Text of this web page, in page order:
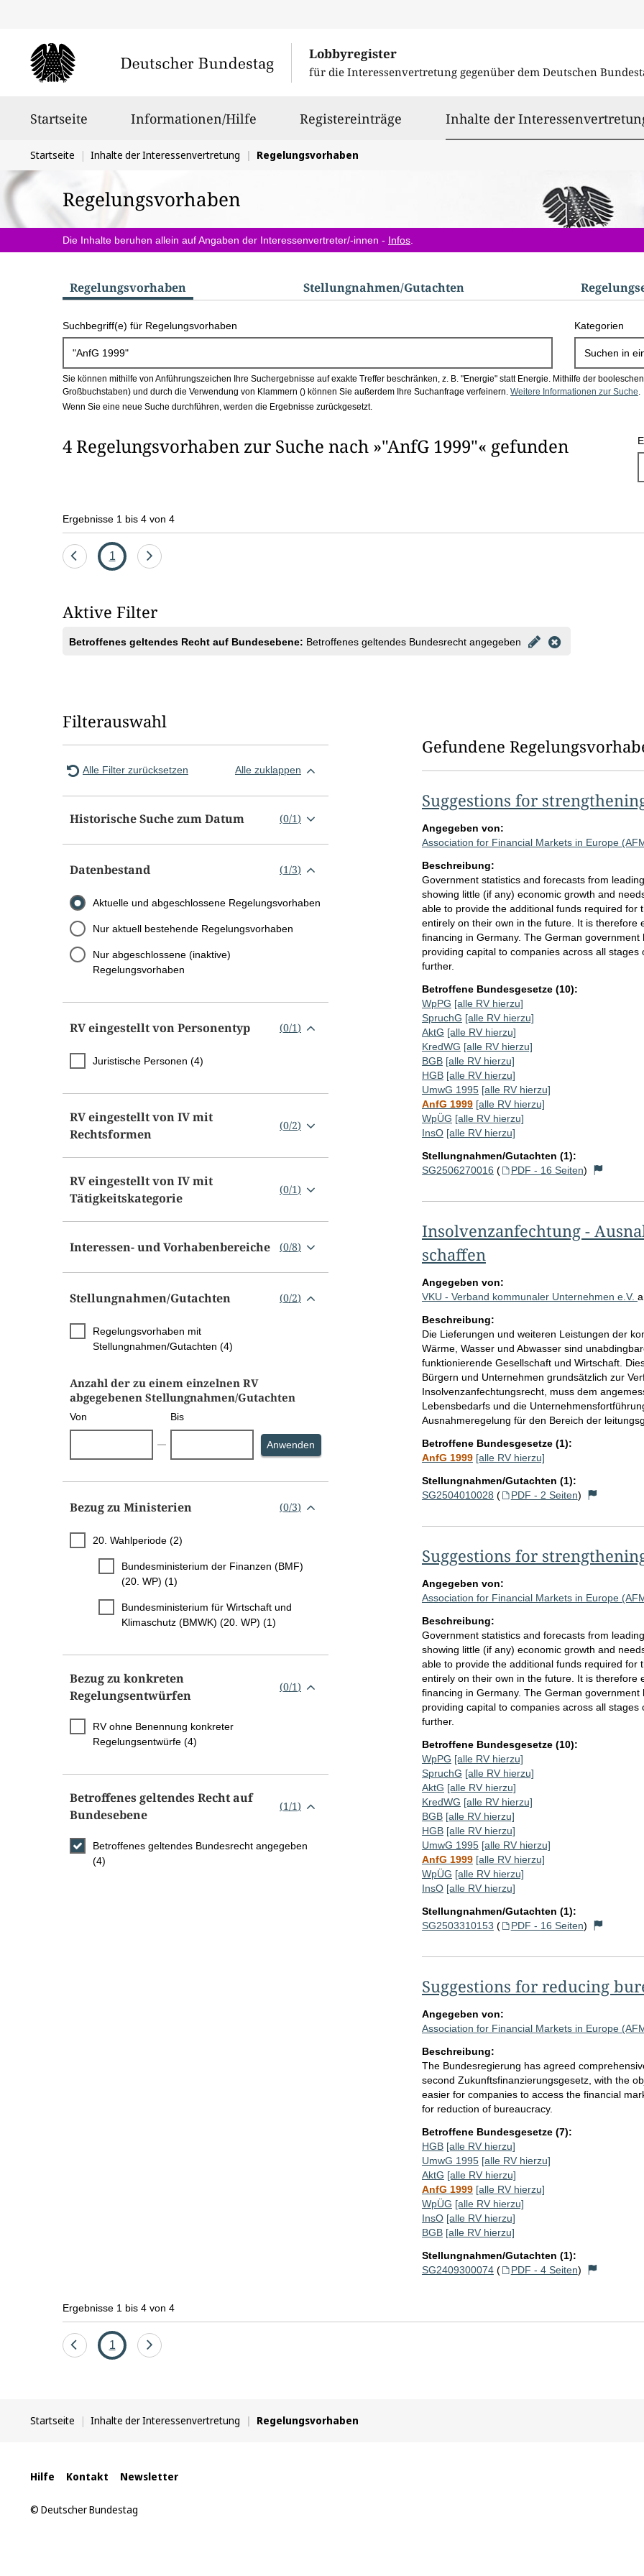
Lobbyregister
für die Interessenvertretung gegenüber dem Deutschen
Startseite Informationen/Hilfe Registereinträge Inhalte der
Sie
befinden
sich
hier:
Startseite Inhalte der Interessenvertretung Regelungsvorhaben
Regelungsvorhaben
Die Inhalte beruhen allein auf Angaben der Interessenvertreter/-innen - Infos
S
u
c
h
b
x
Regelungs­vorhaben Stellungnahmen/​Gutachten
Suchbegriff(e) für Regelungsvorhaben Kategorien
Suchen in
Sie können mithilfe von Anführungszeichen Ihre Suchergebnisse auf exakte Treffer beschränken, z. B. "Energie" statt Energie. Mithilfe der
Großbuchstaben) und durch die Verwendung von Klammern () können Sie außerdem Ihre Suchanfrage verfeinern. Weitere Informationen zur Suche.
Wenn Sie eine neue Suche durchführen, werden die Ergebnisse zurückgesetzt.
4 Regelungsvorhaben zur Suche nach »"AnfG 1999"« gefunden
Ergebnisse 1 bis 4 von 4
Eine
Seite
1
Eine
Aktive Filter
Betroffenes geltendes Recht auf Bundesebene: Betroffenes geltendes Bundesrecht angegeben
Filterauswahl
Alle Filter zurücksetzen Alle zuklappen
Historische Suche zum Datum (0/1)
Datenbestand (1/3)
Aktuelle und abgeschlossene Regelungsvorhaben
Nur aktuell bestehende Regelungsvorhaben
Nur abgeschlossene (inaktive)
Regelungsvorhaben
RV eingestellt von Personentyp (0/1)
Juristische Personen (4)
RV eingestellt von IV mit
Rechtsformen
(0/2)
RV eingestellt von IV mit
Tätigkeitskategorie
(0/1)
Interessen- und Vorhabenbereiche (0/8)
Stellungnahmen/​Gutachten (0/2)
Regelungsvorhaben mit
Stellungnahmen/Gutachten (4)
Anzahl der zu einem einzelnen RV
abgegebenen Stellungnahmen/Gutachten
Von Bis
Anwenden Selektion Anzahl der zu einem einzelnen RV abgegebenen
Bezug zu Ministerien (0/3)
20. Wahlperiode (2)
Bundesministerium der Finanzen (BMF)
(20. WP) (1)
Bundesministerium für Wirtschaft und
Klimaschutz (BMWK) (20. WP) (1)
Bezug zu konkreten
Regelungsentwürfen
(0/1)
RV ohne Benennung konkreter
Regelungsentwürfe (4)
Betroffenes geltendes Recht auf
Bundesebene
(1/1)
Betroffenes geltendes Bundesrecht angegeben
(4)
Gefundene
Suggestions for
Angegeben von:
Association for Financial Markets in Europe
Beschreibung:
Government statistics and forecasts from
showing little (if any) economic growth and
able to provide the additional funds required
entirely on their own in the future. It is therefore
financing in Germany. The German
providing capital to companies across all
further.
Betroffene Bundesgesetze (10):
WpPG [alle RV hierzu]
SpruchG [alle RV hierzu]
AktG [alle RV hierzu]
KredWG [alle RV hierzu]
BGB [alle RV hierzu]
HGB [alle RV hierzu]
UmwG 1995 [alle RV hierzu]
AnfG 1999 [alle RV hierzu]
WpÜG [alle RV hierzu]
InsO [alle RV hierzu]
Stellungnahmen/Gutachten (1):
SG2506270016 ( PDF - 16 Seiten)
Insolvenzanfechtung -
schaffen
Angegeben von:
VKU - Verband kommunaler Unternehmen e.V.
Beschreibung:
Die Lieferungen und weiteren Leistungen der
Wärme, Wasser und Abwasser sind
funktionierende Gesellschaft und Wirtschaft.
Bürgern und Unternehmen grundsätzlich zur
Insolvenzanfechtungsrecht, muss dem
Lebensbedarfs und die
Ausnahmeregelung für den Bereich der
Betroffene Bundesgesetze (1):
AnfG 1999 [alle RV hierzu]
Stellungnahmen/Gutachten (1):
SG2504010028 ( PDF - 2 Seiten)
Suggestions for
Angegeben von:
Association for Financial Markets in Europe
Beschreibung:
Government statistics and forecasts from
showing little (if any) economic growth and
able to provide the additional funds required
entirely on their own in the future. It is therefore
financing in Germany. The German
providing capital to companies across all
further.
Betroffene Bundesgesetze (10):
WpPG [alle RV hierzu]
SpruchG [alle RV hierzu]
AktG [alle RV hierzu]
KredWG [alle RV hierzu]
BGB [alle RV hierzu]
HGB [alle RV hierzu]
UmwG 1995 [alle RV hierzu]
AnfG 1999 [alle RV hierzu]
WpÜG [alle RV hierzu]
InsO [alle RV hierzu]
Stellungnahmen/Gutachten (1):
SG2503310153 ( PDF - 16 Seiten)
Suggestions for reducing
Angegeben von:
Association for Financial Markets in Europe
Beschreibung:
The Bundesregierung has agreed
second Zukunftsfinanzierungsgesetz, with the
easier for companies to access the financial
for reduction of bureaucracy.
Betroffene Bundesgesetze (7):
HGB [alle RV hierzu]
UmwG 1995 [alle RV hierzu]
AktG [alle RV hierzu]
AnfG 1999 [alle RV hierzu]
WpÜG [alle RV hierzu]
InsO [alle RV hierzu]
BGB [alle RV hierzu]
Stellungnahmen/Gutachten (1):
SG2409300074( PDF - 4 Seiten)
Ergebnisse 1 bis 4 von 4
Eine
Seite
1
Eine
befinden
Startseite Inhalte der Interessenvertretung Regelungsvorhaben
Interne
Links
Hilfe Kontakt Newsletter
© Deutscher Bundestag